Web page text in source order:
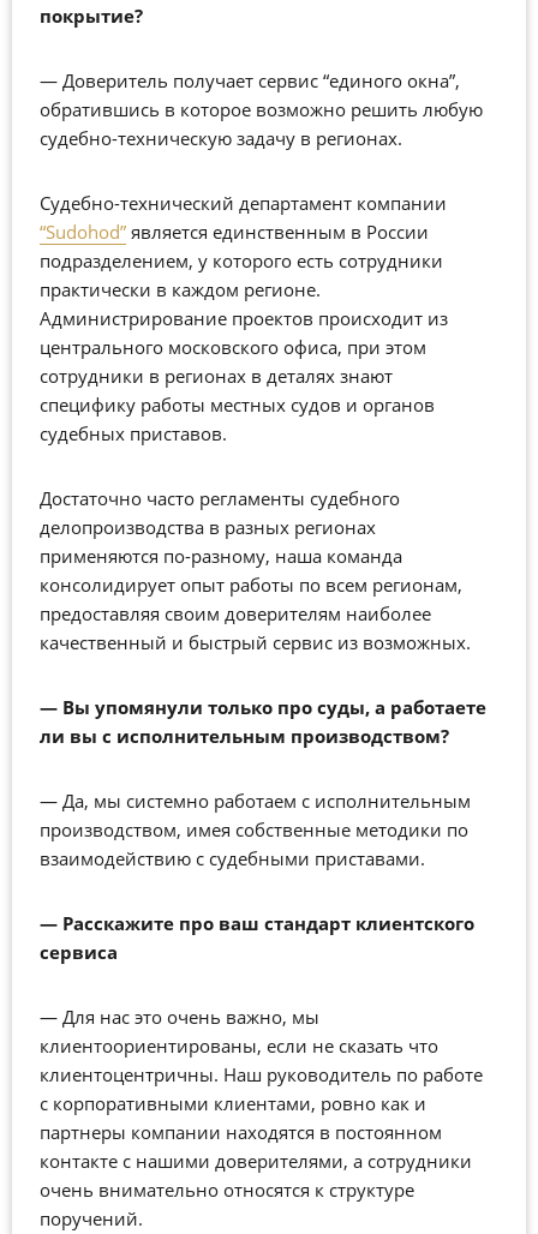
покрытие?
— Доверитель получает сервис “единого окна”,
обратившись в которое возможно решить любую
судебно-техническую задачу в регионах.
Судебно-технический департамент компании
“Sudohod” является единственным в России
подразделением, у которого есть сотрудники
практически в каждом регионе.
Администрирование проектов происходит из
центрального московского офиса, при этом
сотрудники в регионах в деталях знают
специфику работы местных судов и органов
судебных приставов.
Достаточно часто регламенты судебного
делопроизводства в разных регионах
применяются по-разному, наша команда
консолидирует опыт работы по всем регионам,
предоставляя своим доверителям наиболее
качественный и быстрый сервис из возможных.
— Вы упомянули только про суды, а работаете
ли вы с исполнительным производством?
— Да, мы системно работаем с исполнительным
производством, имея собственные методики по
взаимодействию с судебными приставами.
— Расскажите про ваш стандарт клиентского
сервиса
— Для нас это очень важно, мы
клиентоориентированы, если не сказать что
клиентоцентричны. Наш руководитель по работе
с корпоративными клиентами, ровно как и
партнеры компании находятся в постоянном
контакте с нашими доверителями, а сотрудники
очень внимательно относятся к структуре
поручений.